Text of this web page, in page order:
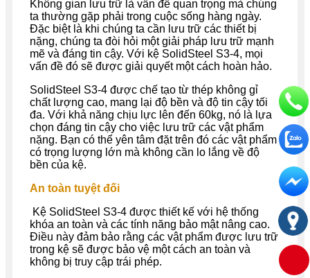
Không gian lưu trữ là vấn đề quan trọng mà chúng
ta thường gặp phải trong cuộc sống hàng ngày.
Đặc biệt là khi chúng ta cần lưu trữ các thiết bị
nặng, chúng ta đòi hỏi một giải pháp lưu trữ mạnh
mẽ và đáng tin cậy. Với kệ SolidSteel S3-4, mọi
vấn đề đó sẽ được giải quyết một cách hoàn hảo.
SolidSteel S3-4 được chế tạo từ thép không gỉ
chất lượng cao, mang lại độ bền và độ tin cậy tối
đa. Với khả năng chịu lực lên đến 60kg, nó là lựa
chọn đáng tin cậy cho việc lưu trữ các vật phẩm
nặng. Bạn có thể yên tâm đặt trên đó các vật phẩm
có trọng lượng lớn mà không cần lo lắng về độ
bền của kệ.
An toàn tuyệt đối
Kệ SolidSteel S3-4 được thiết kế với hệ thống
khóa an toàn và các tính năng bảo mật nâng cao.
Điều này đảm bảo rằng các vật phẩm được lưu trữ
trong kệ sẽ được bảo vệ một cách an toàn và
không bị truy cập trái phép.